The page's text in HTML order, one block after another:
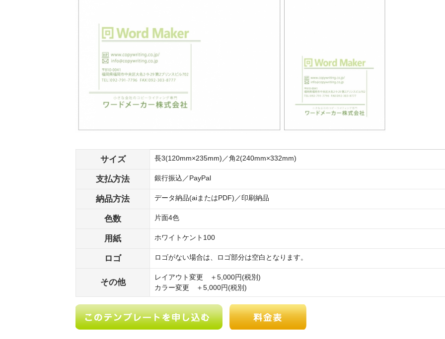
サイズ 長3(120mm×235mm)／角2(240mm×332mm)
支払方法 銀行振込／PayPal
納品方法 データ納品(aiまたはPDF)／印刷納品
色数 片面4色
用紙 ホワイトケント100
ロゴ ロゴがない場合は、ロゴ部分は空白となります。
その他
レイアウト変更 ＋5,000円(税別)
カラー変更 ＋5,000円(税別)